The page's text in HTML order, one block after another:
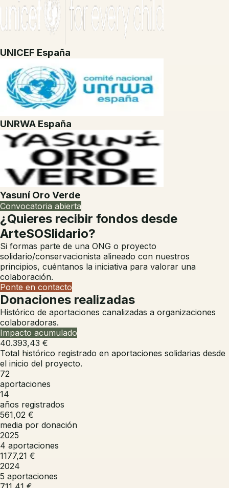
UNICEF España
UNRWA España
Yasuní Oro Verde
Convocatoria abierta
¿Quieres recibir fondos desde
ArteSOSlidario?
Si formas parte de una ONG o proyecto
solidario/conservacionista alineado con nuestros
principios, cuéntanos la iniciativa para valorar una
colaboración.
Ponte en contacto
Donaciones realizadas
Histórico de aportaciones canalizadas a organizaciones
colaboradoras.
Impacto acumulado
40.393,43 €
Total histórico registrado en aportaciones solidarias desde
el inicio del proyecto.
72
aportaciones
14
años registrados
561,02 €
media por donación
2025
4 aportaciones
1177,21 €
2024
5 aportaciones